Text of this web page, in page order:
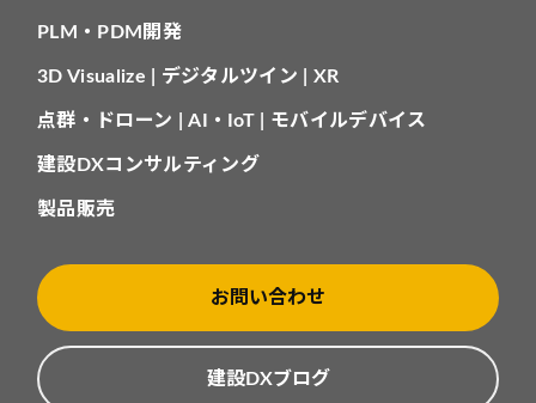
PLM・PDM開発
3D Visualize | デジタルツイン | XR
点群・ドローン | AI・IoT | モバイルデバイス
建設DXコンサルティング
製品販売
お問い合わせ
建設DXブログ